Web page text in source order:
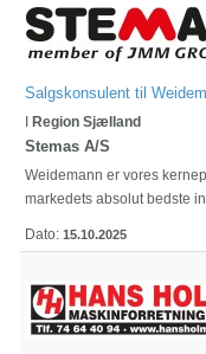
Salgskonsulent til
I Region Sjælland
Stemas A/S
Weidemann er vores
markedets absolut bedste
Dato: 15.10.2025